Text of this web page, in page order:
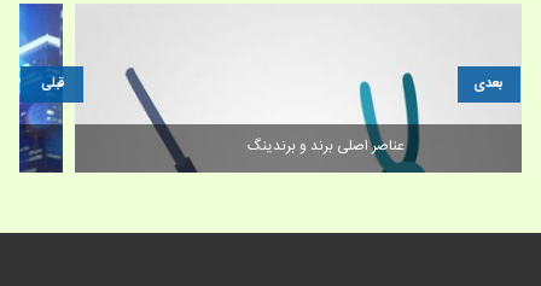
عناصر اصلی برند و برندینگ
قبلی بعدی